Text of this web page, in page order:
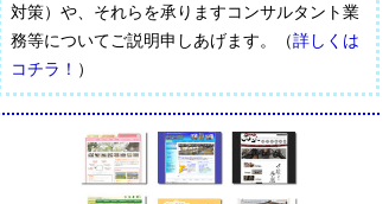
対策）や、それらを承りますコンサルタント業
務等についてご説明申しあげます。（詳しくは
コチラ！ ）